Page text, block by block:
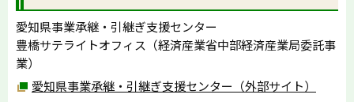
愛知県事業承継・引継ぎ支援センター
豊橋サテライトオフィス（経済産業省中部経済産業局委託事
業）
愛知県事業承継・引継ぎ支援センター（外部サイト）